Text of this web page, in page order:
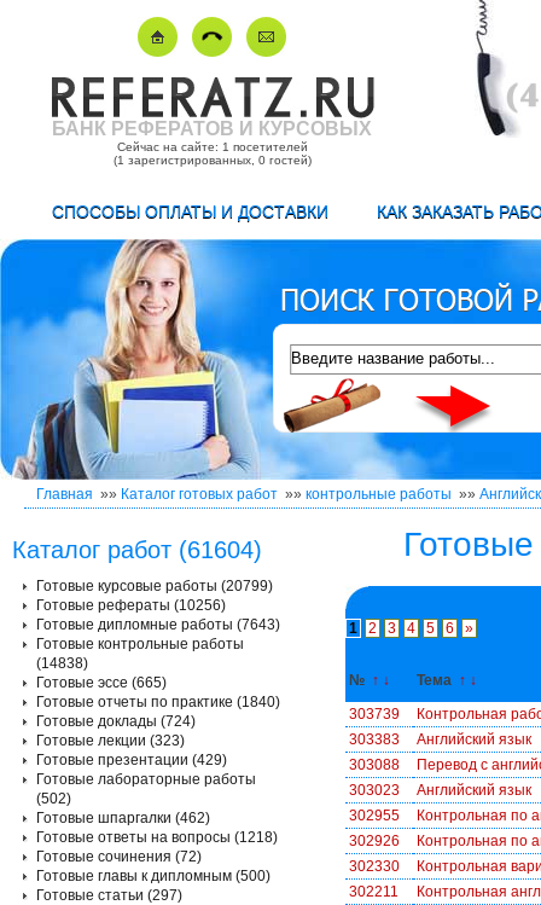
БАНК РЕФЕРАТОВ И КУРСОВЫХ
Сейчас на сайте: 1 посетителей
(1 зарегистрированных, 0 гостей)
СПОСОБЫ ОПЛАТЫ И ДОСТАВКИ КАК ЗАКАЗАТЬ
Главная »» Каталог готовых работ »» контрольные работы »»
1 2 3 4 5 6 »
№ ↑ ↓ Тема ↑ ↓
303739
Контрольная
303383
Английский язык
303088
Перевод с
303023
Английский язык
302955
Контрольная по
302926
Контрольная по
302330
Контрольная
302211
Контрольная
Каталог работ (61604)
Готовые курсовые работы (20799)
Готовые рефераты (10256)
Готовые дипломные работы (7643)
Готовые контрольные работы
(14838)
Готовые эссе (665)
Готовые отчеты по практике (1840)
Готовые доклады (724)
Готовые лекции (323)
Готовые презентации (429)
Готовые лабораторные работы
(502)
Готовые шпаргалки (462)
Готовые ответы на вопросы (1218)
Готовые сочинения (72)
Готовые главы к дипломным (500)
Готовые статьи (297)